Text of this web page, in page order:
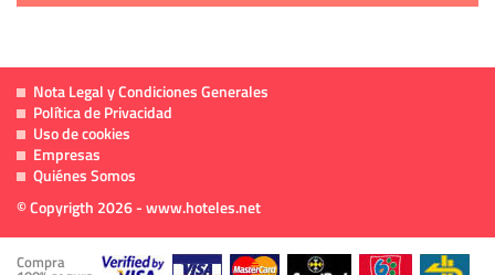
Nota Legal y Condiciones Generales
Política de Privacidad
Uso de cookies
Empresas
Quiénes Somos
© Copyrigth 2026 - www.hoteles.net
Compra